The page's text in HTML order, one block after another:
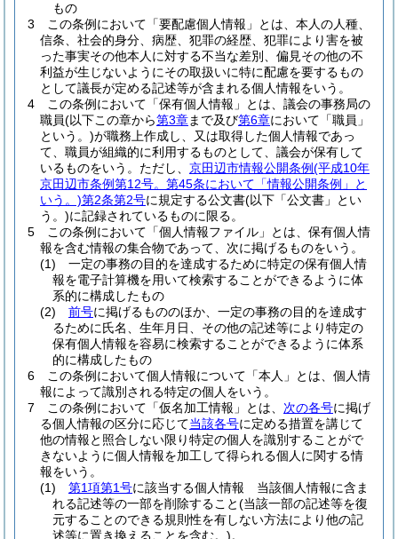
もの
3
この条例において「要配慮個人情報」とは、本人の人種、
信条、社会的身分、病歴、犯罪の経歴、犯罪により害を被
った事実その他本人に対する不当な差別、偏見その他の不
利益が生じないようにその取扱いに特に配慮を要するもの
として議長が定める記述等が含まれる個人情報をいう。
4
この条例において「保有個人情報」とは、議会の事務局の
職員(以下この章から第3章まで及び第6章において「職員」
という。)が職務上作成し、又は取得した個人情報であっ
て、職員が組織的に利用するものとして、議会が保有して
いるものをいう。 ただし、 京田辺市情報公開条例(平成10年
京田辺市条例第12号。第45条において「情報公開条例」と
いう。)第2条第2号に規定する公文書(以下「公文書」とい
う。)に記録されているものに限る。
5
この条例において「個人情報ファイル」とは、保有個人情
報を含む情報の集合物であって、次に掲げるものをいう。
(1)
一定の事務の目的を達成するために特定の保有個人情
報を電子計算機を用いて検索することができるように体
系的に構成したもの
(2)
前号に掲げるもののほか、一定の事務の目的を達成す
るために氏名、生年月日、その他の記述等により特定の
保有個人情報を容易に検索することができるように体系
的に構成したもの
6
この条例において個人情報について「本人」とは、個人情
報によって識別される特定の個人をいう。
7
この条例において「仮名加工情報」とは、 次の各号に掲げ
る個人情報の区分に応じて当該各号に定める措置を講じて
他の情報と照合しない限り特定の個人を識別することがで
きないように個人情報を加工して得られる個人に関する情
報をいう。
(1)
第1項第1号に該当する個人情報 当該個人情報に含ま
れる記述等の一部を削除すること(当該一部の記述等を復
元することのできる規則性を有しない方法により他の記
述等に置き換えることを含む。)。